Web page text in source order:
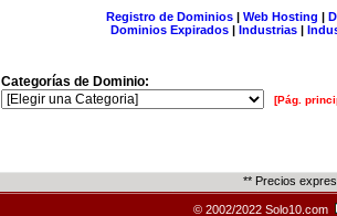
Registro de Dominios| Web Hosting |
Dominios Expirados | Industrias |
Categorías de Dominio:
[Pág.
** Precios
© 2002/2022 Solo10.com